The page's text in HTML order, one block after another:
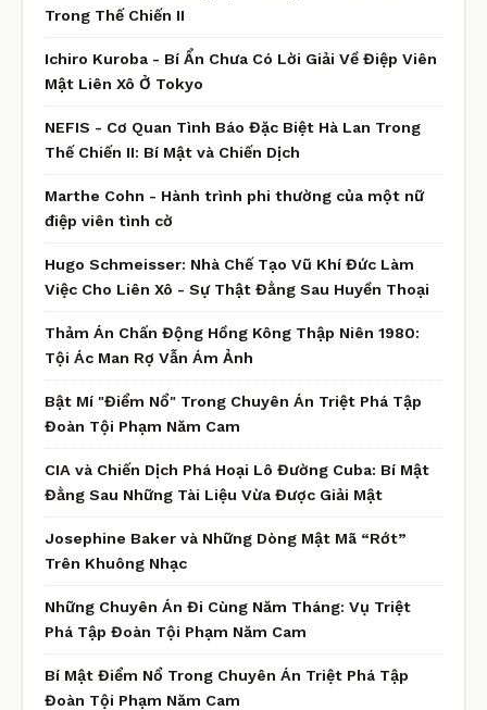
Trong Thế Chiến II
Ichiro Kuroba - Bí Ẩn Chưa Có Lời Giải Về Điệp Viên
Mật Liên Xô Ở Tokyo
NEFIS - Cơ Quan Tình Báo Đặc Biệt Hà Lan Trong
Thế Chiến II: Bí Mật và Chiến Dịch
Marthe Cohn - Hành trình phi thường của một nữ
điệp viên tình cờ
Hugo Schmeisser: Nhà Chế Tạo Vũ Khí Đức Làm
Việc Cho Liên Xô - Sự Thật Đằng Sau Huyền Thoại
Thảm Án Chấn Động Hồng Kông Thập Niên 1980:
Tội Ác Man Rợ Vẫn Ám Ảnh
Bật Mí "Điểm Nổ" Trong Chuyên Án Triệt Phá Tập
Đoàn Tội Phạm Năm Cam
CIA và Chiến Dịch Phá Hoại Lô Đường Cuba: Bí Mật
Đằng Sau Những Tài Liệu Vừa Được Giải Mật
Josephine Baker và Những Dòng Mật Mã “Rớt”
Trên Khuông Nhạc
Những Chuyên Án Đi Cùng Năm Tháng: Vụ Triệt
Phá Tập Đoàn Tội Phạm Năm Cam
Bí Mật Điểm Nổ Trong Chuyên Án Triệt Phá Tập
Đoàn Tội Phạm Năm Cam